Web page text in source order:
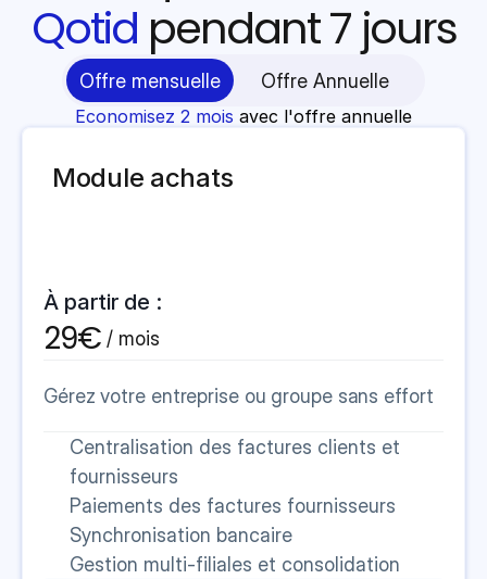
Qotid pendant 7 jours
Offre mensuelle Offre Annuelle
Economisez 2 mois avec l'offre annuelle
Module achats
À partir de :
29€ / mois
Gérez votre entreprise ou groupe sans effort
Centralisation des factures clients et
fournisseurs
Paiements des factures fournisseurs
Synchronisation bancaire
Gestion multi-filiales et consolidation